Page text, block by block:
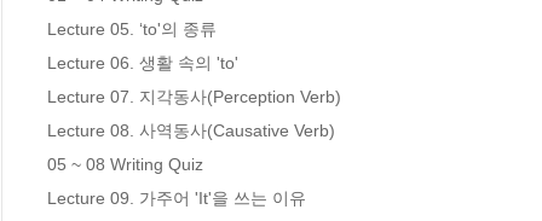
Lecture 05. ‘to'의 종류
Lecture 06. 생활 속의 'to'
Lecture 07. 지각동사(Perception Verb)
Lecture 08. 사역동사(Causative Verb)
05 ~ 08 Writing Quiz
Lecture 09. 가주어 'It'을 쓰는 이유